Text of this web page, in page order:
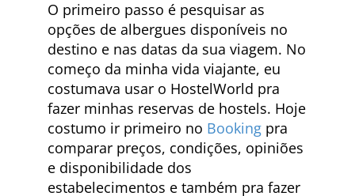
O primeiro passo é pesquisar as
opções de albergues disponíveis no
destino e nas datas da sua viagem. No
começo da minha vida viajante, eu
costumava usar o HostelWorld pra
fazer minhas reservas de hostels. Hoje
costumo ir primeiro no Booking pra
comparar preços, condições, opiniões
e disponibilidade dos
estabelecimentos e também pra fazer